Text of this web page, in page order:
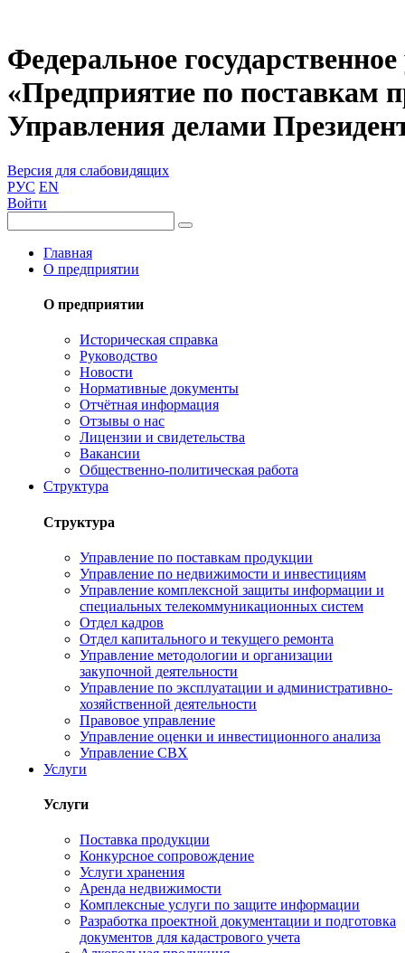
Федеральное
«Предприятие по поставкам
Управления делами
Версия для слабовидящих
РУС EN
Войти
Главная
О предприятии
О предприятии
Историческая справка
Руководство
Новости
Нормативные документы
Отчётная информация
Отзывы о нас
Лицензии и свидетельства
Вакансии
Общественно-политическая работа
Структура
Структура
Управление по поставкам продукции
Управление по недвижимости и инвестициям
Управление комплексной защиты информации и
специальных телекоммуникационных систем
Отдел кадров
Отдел капитального и текущего ремонта
Управление методологии и организации
закупочной деятельности
Управление по эксплуатации и административно-
хозяйственной деятельности
Правовое управление
Управление оценки и инвестиционного анализа
Управление СВХ
Услуги
Услуги
Поставка продукции
Конкурсное сопровождение
Услуги хранения
Аренда недвижимости
Комплексные услуги по защите информации
Разработка проектной документации и подготовка
документов для кадастрового учета